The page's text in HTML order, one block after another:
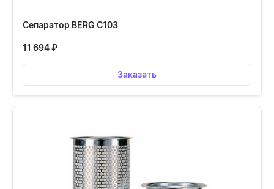
Сепаратор BERG С103
11 694₽
Заказать